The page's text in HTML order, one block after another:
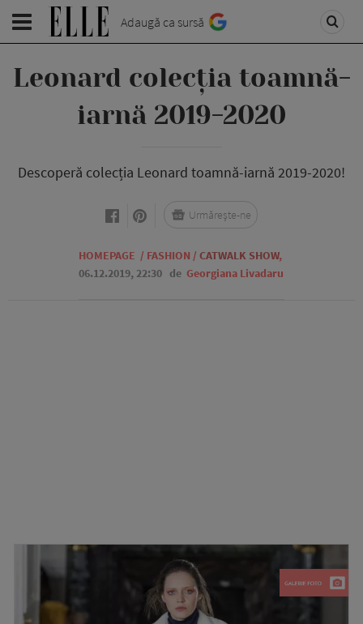
Adaugă ca sursă
Leonard colecția toamnă-
iarnă 2019-2020
Descoperă colecția Leonard toamnă-iarnă 2019-2020!
HOMEPAGE / FASHION / CATWALK SHOW,
06.12.2019, 22:30 de Georgiana Livadaru
Urmărește-ne